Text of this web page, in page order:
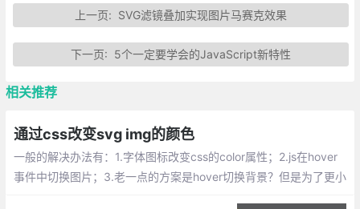
上一页: SVG滤镜叠加实现图片马赛克效果
下一页: 5个一定要学会的JavaScript新特性
相关推荐
通过css改变svg img的颜色
一般的解决办法有：1.字体图标改变css的color属性；2.js在hover
事件中切换图片；3.老一点的方案是hover切换背景？但是为了更小